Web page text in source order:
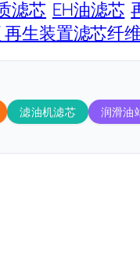
滤芯 EH油滤芯
生装置滤芯纤
滤油机滤芯 润滑油